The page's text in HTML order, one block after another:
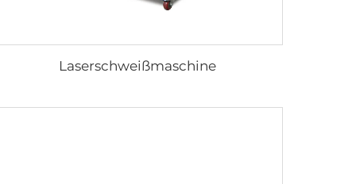
Laserschweißmaschine